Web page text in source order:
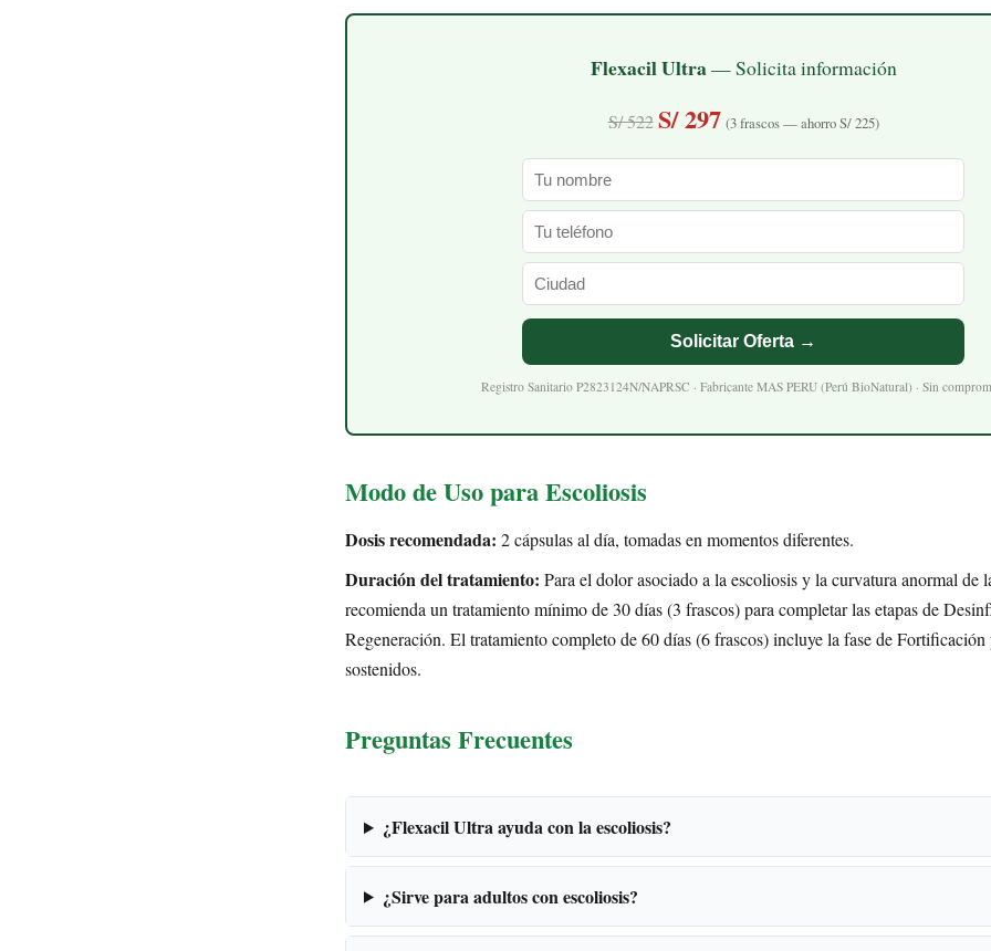
Flexacil Ultra— Solicita información
S/ 522 S/ 297 (3 frascos — ahorro S/ 225)
Solicitar Oferta →
Registro Sanitario P2823124N/NAPRSC · Fabricante MAS PERU (Perú BioNatural) · Sin
Modo de Uso para Escoliosis
Dosis recomendada: 2 cápsulas al día, tomadas en momentos diferentes.
Duración del tratamiento: Para el dolor asociado a la escoliosis y la curvatura anormal de
recomienda un tratamiento mínimo de 30 días (3 frascos) para completar las etapas de
Regeneración. El tratamiento completo de 60 días (6 frascos) incluye la fase de Fortificación
sostenidos.
Preguntas Frecuentes
¿Flexacil Ultra ayuda con la escoliosis?
¿Sirve para adultos con escoliosis?